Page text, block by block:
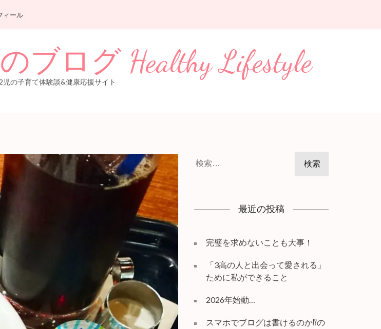
ィール
ブログ Healthy Lifestyle
児の子育て体験談&健康応援サイト
最近の投稿
完璧を求めないことも大事！
「3高の人と出会って愛される」
ために私ができること
2026年始動…
スマホでブログは書けるのか⁉️の